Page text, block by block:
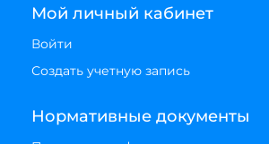
Мой личный кабинет
Войти
Создать учетную запись
Нормативные документы